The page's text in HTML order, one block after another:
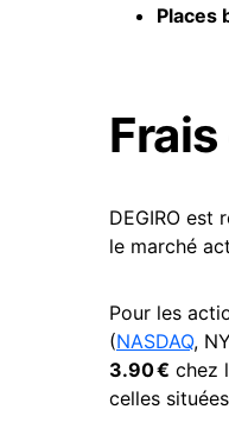
Places
DEGIRO
le marché
Pour les
(NASDAQ,
3.90 € chez
celles